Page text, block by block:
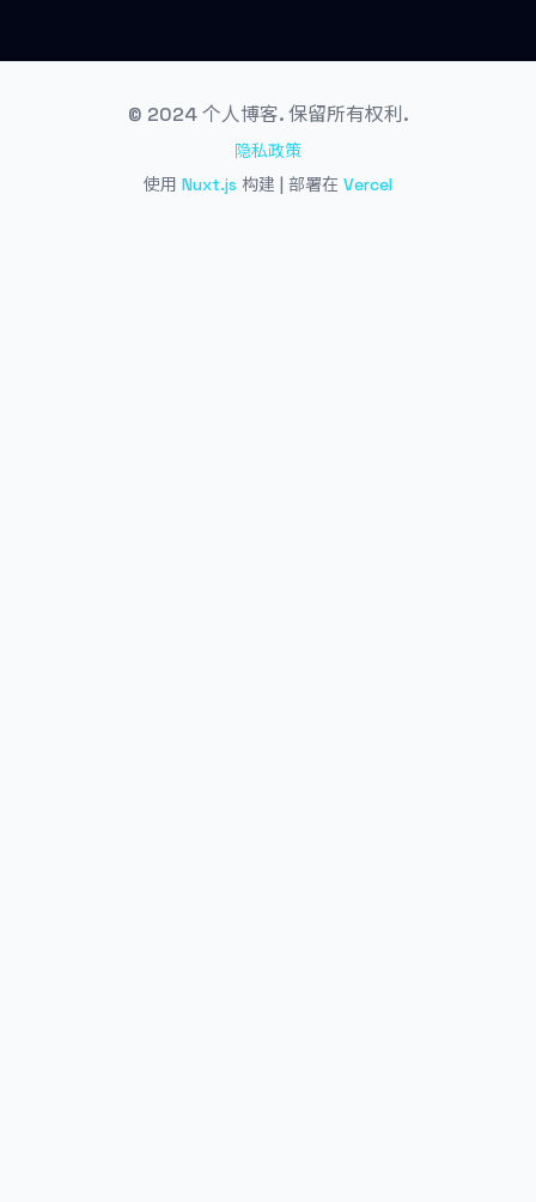
© 2024 个人博客. 保留所有权利.
隐私政策
使用 Nuxt.js 构建 | 部署在 Vercel